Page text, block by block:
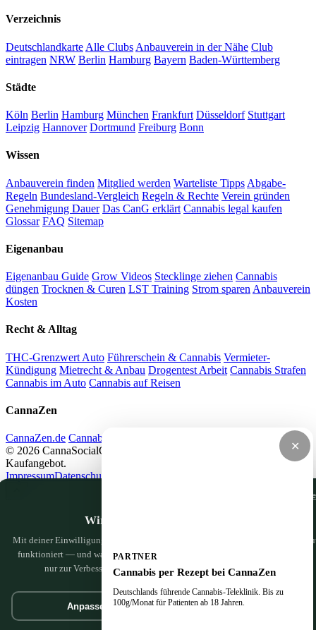
Nur notwendige
Wir haben da ein paar Cookies
Mit deiner Einwilligung nutzen wir Google Analytics, um zu sehen, was hier
funktioniert — und was wir noch besser machen können. Nichts Persönliches,
nur zur Verbesserung. Mehr dazu in derDatenschutzerklärung
Anpassen Geht klar
Verzeichnis
Deutschlandkarte Alle Clubs Anbauverein in der Nähe Club
eintragen NRW Berlin Hamburg Bayern Baden-Württemberg
Städte
Köln Berlin Hamburg München Frankfurt Düsseldorf Stuttgart
Leipzig Hannover Dortmund Freiburg Bonn
Wissen
Anbauverein finden Mitglied werden Warteliste Tipps Abgabe-
Regeln Bundesland-Vergleich Regeln & Rechte Verein gründen
Genehmigung Dauer Das CanG erklärt Cannabis legal kaufen
Glossar FAQ Sitemap
Eigenanbau
Eigenanbau Guide Grow Videos Stecklinge ziehen Cannabis
düngen Trocknen & Curen LST Training Strom sparen Anbauverein
Kosten
Recht & Alltag
THC-Grenzwert Auto Führerschein & Cannabis Vermieter-
Kündigung Mietrecht & Anbau Drogentest Arbeit Cannabis Strafen
Cannabis im Auto Cannabis auf Reisen
CannaZen
CannaZen.de Cannabis per Rezept
© 2026 CannaSocialClub.de — Alle Angaben ohne Gewähr. Kein
Kaufangebot.
ImpressumDatenschutz
✕
PARTNER
Cannabis per Rezept bei CannaZen
Deutschlands führende Cannabis-Teleklinik. Bis zu
100g/Monat für Patienten ab 18 Jahren.